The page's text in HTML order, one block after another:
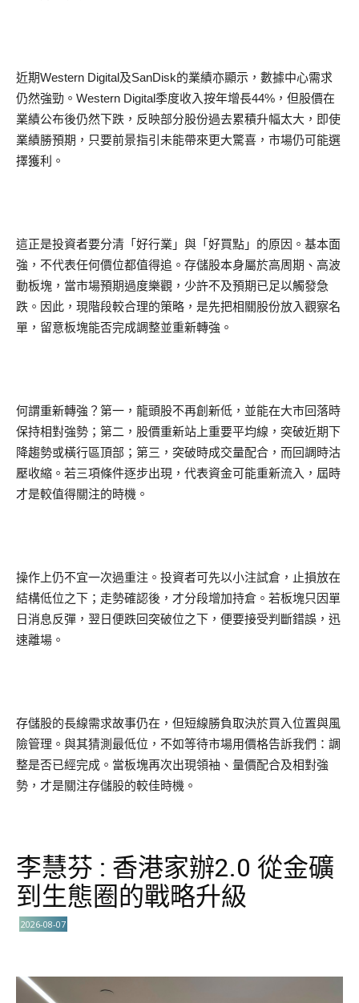
近期Western Digital及SanDisk的業績亦顯示，數據中心需求
仍然強勁。Western Digital季度收入按年增長44%，但股價在
業績公布後仍然下跌，反映部分股份過去累積升幅太大，即使
業績勝預期，只要前景指引未能帶來更大驚喜，市場仍可能選
擇獲利。
這正是投資者要分清「好行業」與「好買點」的原因。基本面
強，不代表任何價位都值得追。存儲股本身屬於高周期、高波
動板塊，當市場預期過度樂觀，少許不及預期已足以觸發急
跌。因此，現階段較合理的策略，是先把相關股份放入觀察名
單，留意板塊能否完成調整並重新轉強。
何謂重新轉強？第一，龍頭股不再創新低，並能在大市回落時
保持相對強勢；第二，股價重新站上重要平均線，突破近期下
降趨勢或橫行區頂部；第三，突破時成交量配合，而回調時沽
壓收縮。若三項條件逐步出現，代表資金可能重新流入，屆時
才是較值得關注的時機。
操作上仍不宜一次過重注。投資者可先以小注試倉，止損放在
結構低位之下；走勢確認後，才分段增加持倉。若板塊只因單
日消息反彈，翌日便跌回突破位之下，便要接受判斷錯誤，迅
速離場。
存儲股的長線需求故事仍在，但短線勝負取決於買入位置與風
險管理。與其猜測最低位，不如等待市場用價格告訴我們：調
整是否已經完成。當板塊再次出現領袖、量價配合及相對強
勢，才是關注存儲股的較佳時機。
李慧芬 : 香港家辦2.0 從金礦
到生態圈的戰略升級
2026-08-07